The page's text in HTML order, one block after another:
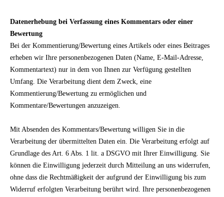
Datenerhebung bei Verfassung eines Kommentars oder einer
Bewertung
Bei der Kommentierung/Bewertung eines Artikels oder eines Beitrages
erheben wir Ihre personenbezogenen Daten (Name, E-Mail-Adresse,
Kommentartext) nur in dem von Ihnen zur Verfügung gestellten
Umfang. Die Verarbeitung dient dem Zweck, eine
Kommentierung/Bewertung zu ermöglichen und
Kommentare/Bewertungen anzuzeigen.
Mit Absenden des Kommentars/Bewertung willigen Sie in die
Verarbeitung der übermittelten Daten ein. Die Verarbeitung erfolgt auf
Grundlage des Art. 6 Abs. 1 lit. a DSGVO mit Ihrer Einwilligung. Sie
können die Einwilligung jederzeit durch Mitteilung an uns widerrufen,
ohne dass die Rechtmäßigkeit der aufgrund der Einwilligung bis zum
Widerruf erfolgten Verarbeitung berührt wird. Ihre personenbezogenen